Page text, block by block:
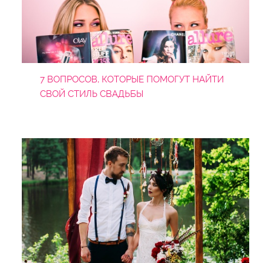
7 ВОПРОСОВ, КОТОРЫЕ ПОМОГУТ НАЙТИ
СВОЙ СТИЛЬ СВАДЬБЫ